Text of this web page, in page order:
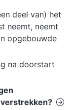
deel van) het
neemt, neemt
opgebouwde
na doorstart